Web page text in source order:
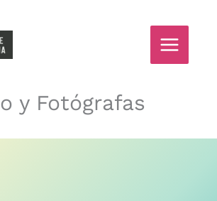
y Fotógrafas